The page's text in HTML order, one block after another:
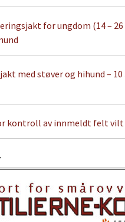
for ungdom (14 – 26
med støver og hihund –
kontroll av innmeldt felt vilt